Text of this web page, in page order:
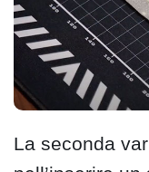
La seconda